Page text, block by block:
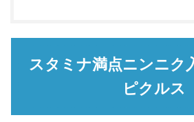
スタミナ満点ニンニク
ピクルス